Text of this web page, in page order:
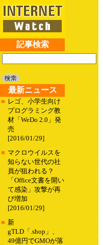
記事検索
最新ニュース
■ レゴ、小学生向け
プログラミング教
材「WeDo 2.0」発
売
[2016/01/29]
■ マクロウイルスを
知らない世代の社
員が狙われる？
「Office文書を開い
て感染」攻撃が再
び増加
[2016/01/29]
■ 新
gTLD「.shop」、
49億円でGMOが落